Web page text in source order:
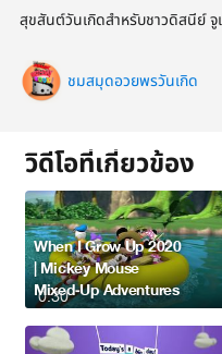
สุขสันต์วันเกิดสำหรับชาวดิสนีย์
ชมสมุดอวยพรวันเกิด
วิดีโอที่เกี่ยวข้อง
0:30
When I Grow Up 2020
| Mickey Mouse
Mixed-Up Adventures